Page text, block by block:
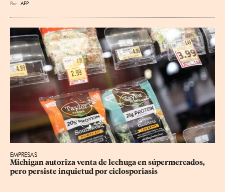
Por AFP
EMPRESAS
Michigan autoriza venta de lechuga en súpermercados,
pero persiste inquietud por ciclosporiasis